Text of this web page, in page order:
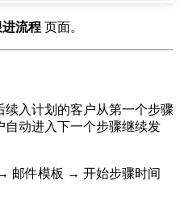
进流程 页面。
入计划的客户从第一个步骤
动进入下一个步骤继续发
邮件模板 → 开始步骤时间